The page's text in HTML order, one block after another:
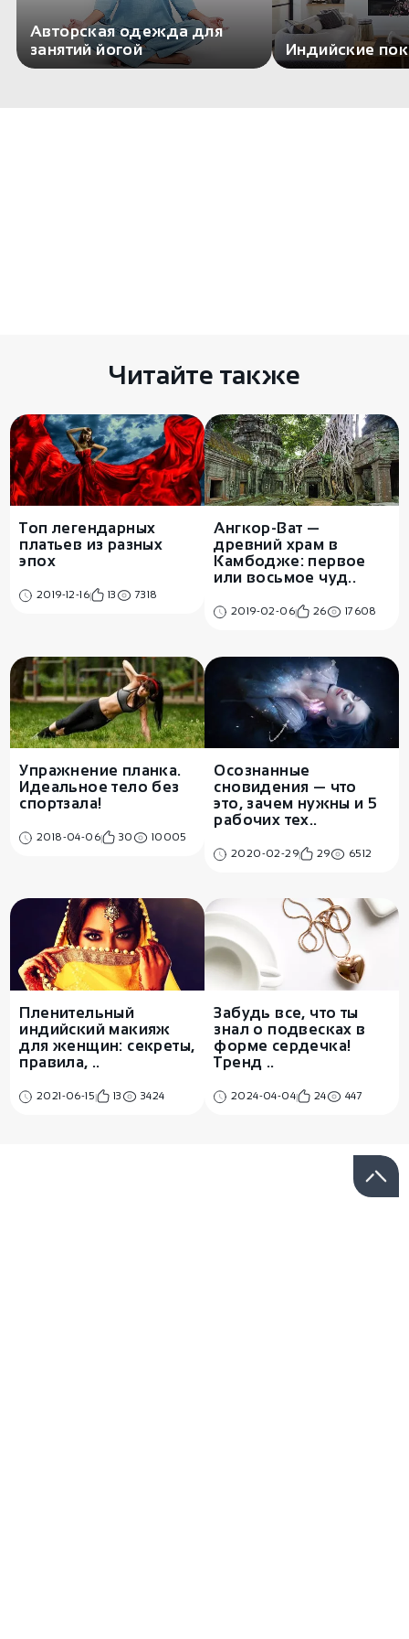
Авторская одежда для
занятий йогой
Индийские
Читайте также
Топ легендарных
платьев из разных
эпох
2019-12-16 13 7318
Ангкор-Ват —
древний храм в
Камбодже: первое
или восьмое чуд..
2019-02-06 26 17608
Упражнение планка.
Идеальное тело без
спортзала!
2018-04-06 30 10005
Осознанные
сновидения — что
это, зачем нужны и 5
рабочих тех..
2020-02-29 29 6512
Пленительный
индийский макияж
для женщин: секреты,
правила, ..
2021-06-15 13 3424
Забудь все, что ты
знал о подвесках в
форме сердечка!
Тренд ..
2024-04-04 24 447